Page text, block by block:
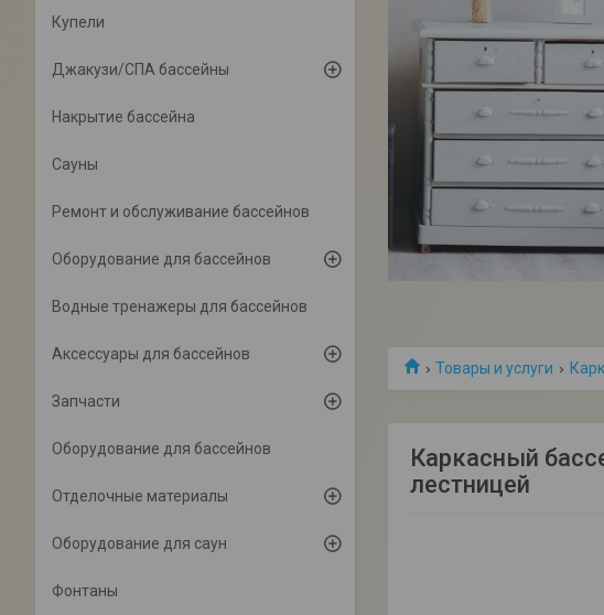
Товары и услуги
Каркасный
лестницей
Купели
Джакузи/СПА бассейны
Накрытие бассейна
Сауны
Ремонт и обслуживание бассейнов
Оборудование для бассейнов
Водные тренажеры для бассейнов
Аксессуары для бассейнов
Запчасти
Оборудование для бассейнов
Отделочные материалы
Оборудование для саун
Фонтаны